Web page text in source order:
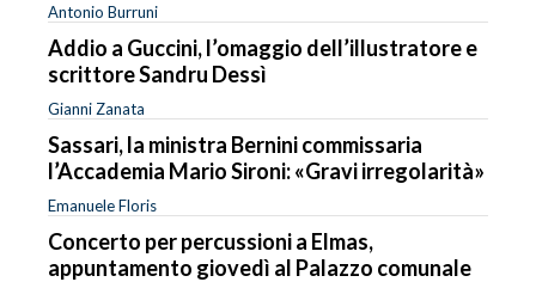
Antonio Burruni
Addio a Guccini, l’omaggio dell’illustratore e
scrittore Sandru Dessì
Gianni Zanata
Sassari, la ministra Bernini commissaria
l’Accademia Mario Sironi: «Gravi irregolarità»
Emanuele Floris
Concerto per percussioni a Elmas,
appuntamento giovedì al Palazzo comunale